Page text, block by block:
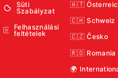
Süti
Szabályzat
Felhasználási
feltételek
🇦🇹
🇨🇭 Schweiz
🇨🇿 Česko
🇷🇴 Romania
🌍